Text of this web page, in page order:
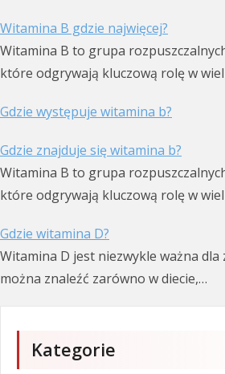
Witamina B gdzie najwięcej?
Witamina B to grupa
które odgrywają kluczową rolę w
Gdzie występuje witamina b?
Gdzie znajduje się witamina b?
Witamina B to grupa
które odgrywają kluczową rolę w
Gdzie witamina D?
Witamina D jest niezwykle ważna dla
można znaleźć zarówno w diecie,…
Kategorie